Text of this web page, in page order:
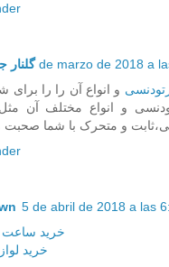
گلنار14 de marzo de 2018 a
و انواع آن را را
و انواع مختلف آن
5 de abril de 2018 a las
خرید ساعت
خرید